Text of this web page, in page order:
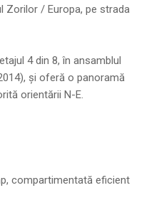
Zorilor / Europa, pe strada
4 din 8, în ansamblul
și oferă o panoramă
orientării N-E.
compartimentată eficient